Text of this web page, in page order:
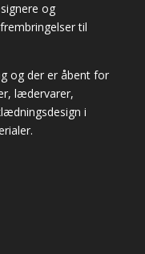
og
til
og der er åbent for
lædervarer,
i